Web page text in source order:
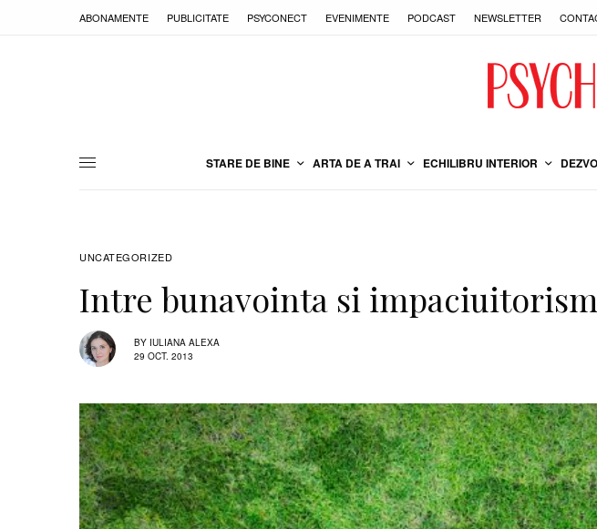
ABONAMENTE PUBLICITATE PSYCONECT EVENIMENTE PODCAST NEWSLETTER
STARE DE BINE ARTA DE A TRAI ECHILIBRU INTERIOR
UNCATEGORIZED
Intre bunavointa si impaciuitorism
BY IULIANA ALEXA
29 OCT. 2013